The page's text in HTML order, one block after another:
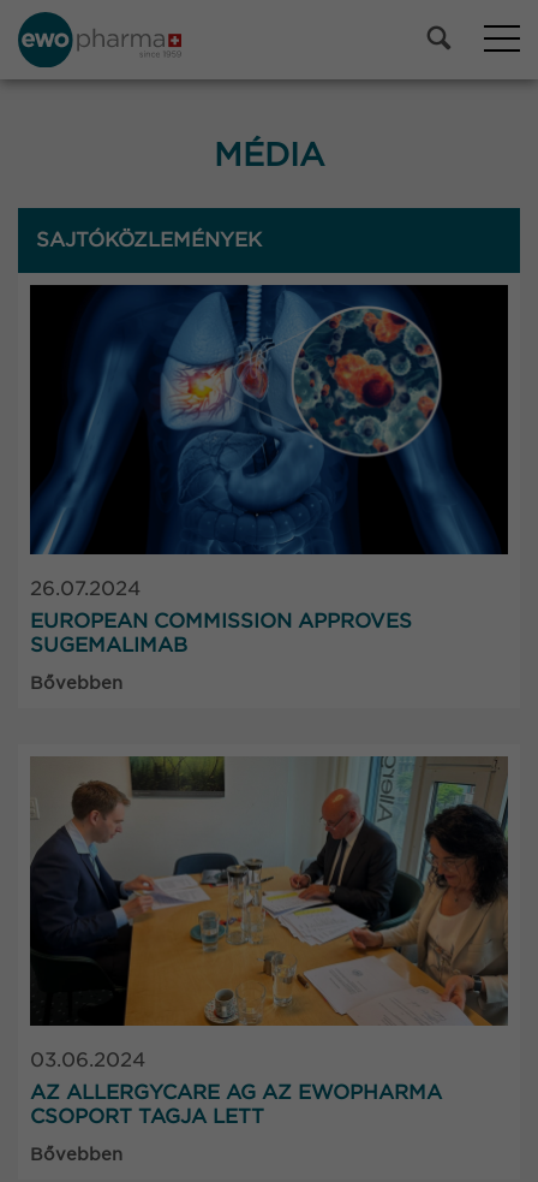
MÉDIA
SAJTÓKÖZLEMÉNYEK
26.07.2024
EUROPEAN COMMISSION APPROVES
SUGEMALIMAB
Bővebben
03.06.2024
AZ ALLERGYCARE AG AZ EWOPHARMA
CSOPORT TAGJA LETT
Bővebben